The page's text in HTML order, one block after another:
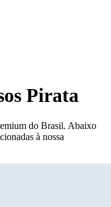
Pirata
do Brasil. Abaixo
à nossa